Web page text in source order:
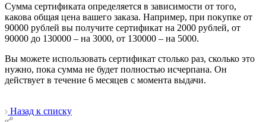
Сумма сертификата определяется в зависимости от того,
какова общая цена вашего заказа. Например, при покупке от
90000 рублей вы получите сертификат на 2000 рублей, от
90000 до 130000 – на 3000, от 130000 – на 5000.
Вы можете использовать сертификат столько раз, сколько это
нужно, пока сумма не будет полностью исчерпана. Он
действует в течение 6 месяцев с момента выдачи.
Назад к списку